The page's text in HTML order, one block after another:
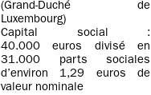
(Grand-Duché de
Luxembourg)
Capital social :
40.000 euros divisé en
31.000 parts sociales
d’environ 1,29 euros de
valeur nominale